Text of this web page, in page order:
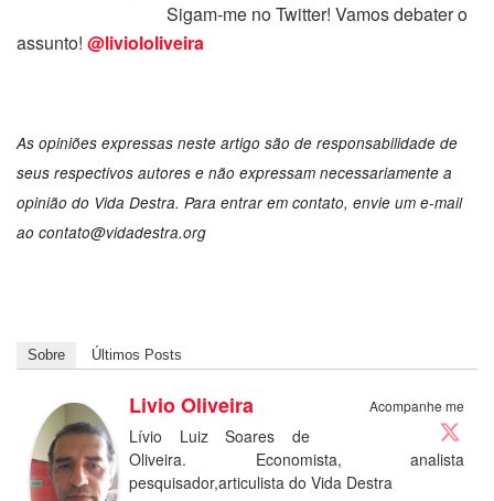
Sigam-me no Twitter! Vamos debater o
assunto! @liviololiveira
As opiniões expressas neste artigo são de responsabilidade de
seus respectivos autores e não expressam necessariamente a
opinião do Vida Destra. Para entrar em contato, envie um e-mail
ao contato@vidadestra.org
Sobre Últimos Posts
Acompanhe me
Livio Oliveira
Lívio Luiz Soares de
Oliveira. Economista, analista
pesquisador,articulista do Vida Destra